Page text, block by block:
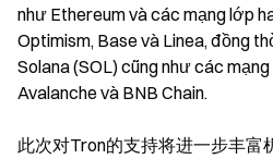
như Ethereum và các mạng lớp
Optimism, Base và Linea, đồng
Solana (SOL) cũng như các
Avalanche và BNB Chain.
此次对Tron的支持将进一步丰富